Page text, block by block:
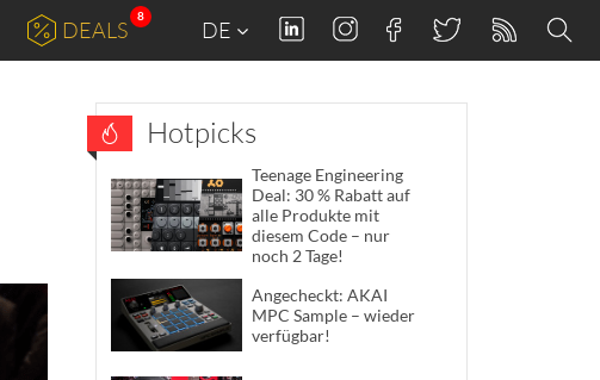
DEALS
8
DE
Hotpicks
Teenage Engineering
Deal: 30 % Rabatt auf
alle Produkte mit
diesem Code – nur
noch 2 Tage!
Angecheckt: AKAI
MPC Sample – wieder
verfügbar!